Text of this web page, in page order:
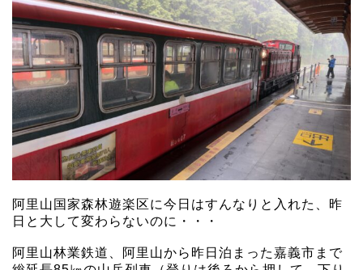
阿里山国家森林遊楽区に今日はすんなりと入れた、昨
日と大して変わらないのに・・・
阿里山林業鉄道、阿里山から昨日泊まった嘉義市まで